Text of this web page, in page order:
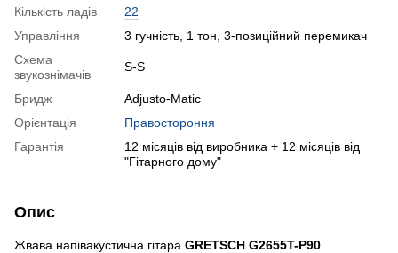
Кількість ладів
22
Управління
3 гучність, 1 тон, 3-позиційний перемикач
Схема
звукознімачів
S-S
Бридж
Adjusto-Matic
Орієнтація
Правостороння
Гарантія
12 місяців від виробника + 12 місяців від
"Гітарного дому"
Опис
Жвава напівакустична гітара GRETSCH G2655T-P90